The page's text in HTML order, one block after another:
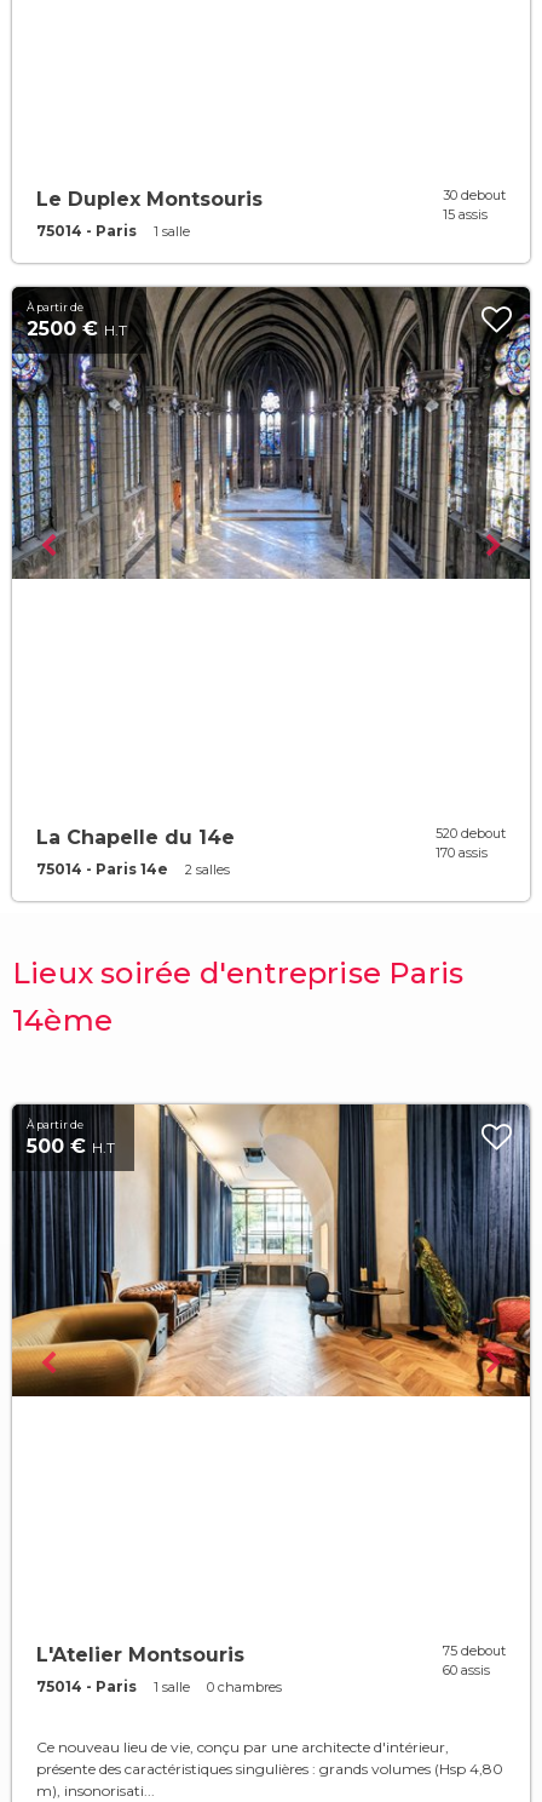
Le Duplex Montsouris
75014 - Paris 1 salle
30 debout
15 assis
À partir de
2500 € H.T
La Chapelle du 14e
75014 - Paris 14e 2 salles
520 debout
170 assis
Lieux soirée d'entreprise Paris
14ème
À partir de
500 € H.T
L'Atelier Montsouris
75014 - Paris 1 salle 0 chambres
75 debout
60 assis
Ce nouveau lieu de vie, conçu par une architecte d'intérieur,
présente des caractéristiques singulières : grands volumes (Hsp 4,80
m), insonorisati...